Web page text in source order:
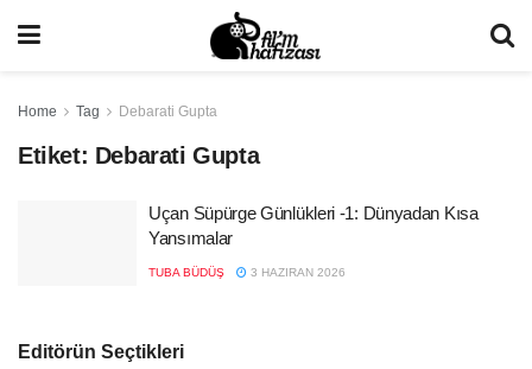
Home Tag Debarati Gupta
Etiket: Debarati Gupta
Uçan Süpürge Günlükleri -1: Dünyadan Kısa
Yansımalar
TUBA BÜDÜŞ 3 HAZIRAN 2026
Editörün Seçtikleri